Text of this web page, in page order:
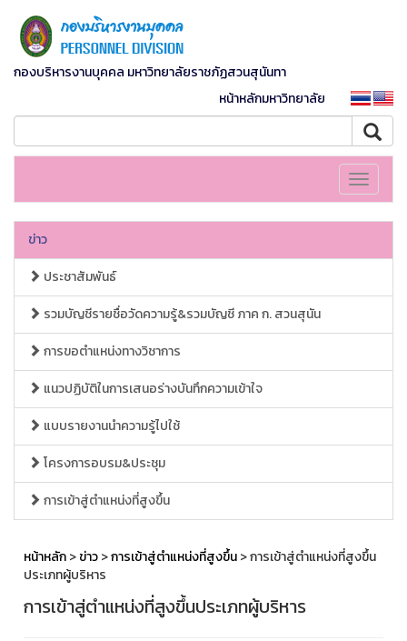
กองบริหารงานบุคคล มหาวิทยาลัยราชภัฏสวนสุนันทา
หน้าหลักมหาวิทยาลัย
Toggle
ข่าว
ประชาสัมพันธ์
รวมบัญชีรายชื่อวัดความรู้&รวมบัญชี ภาค ก. สวนสุนัน
การขอตำแหน่งทางวิชาการ
แนวปฏิบัติในการเสนอร่างบันทึกความเข้าใจ
แบบรายงานนำความรู้ไปใช้
โครงการอบรม&ประชุม
การเข้าสู่ตำแหน่งที่สูงขึ้น
หน้าหลัก>ข่าว>การเข้าสู่ตำแหน่งที่สูงขึ้น> การเข้าสู่ตำแหน่งที่สูงขึ้น
ประเภทผู้บริหาร
การเข้าสู่ตำแหน่งที่สูงขึ้นประเภทผู้บริหาร